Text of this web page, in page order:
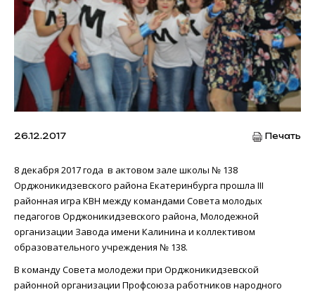
26.12.2017 Печать
8 декабря 2017 года в актовом зале школы № 138
Орджоникидзевского района Екатеринбурга прошла III
районная игра КВН между командами Совета молодых
педагогов Орджоникидзевского района, Молодежной
организации Завода имени Калинина и коллективом
образовательного учреждения № 138.
В команду Совета молодежи при Орджоникидзевской
районной организации Профсоюза работников народного